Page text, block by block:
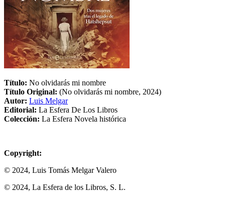
Título: No olvidarás mi nombre
Título Original: (No olvidarás mi nombre, 2024)
Autor: Luis Melgar
Editorial: La Esfera De Los Libros
Colección: La Esfera Novela histórica
Copyright:
© 2024, Luis Tomás Melgar Valero
© 2024, La Esfera de los Libros, S. L.